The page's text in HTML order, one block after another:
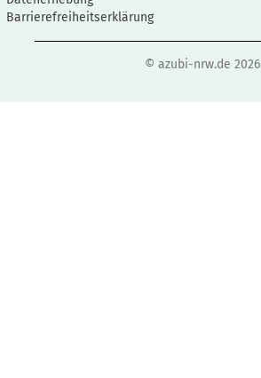
Barrierefreiheitserklärung
© azubi-nrw.de 2026